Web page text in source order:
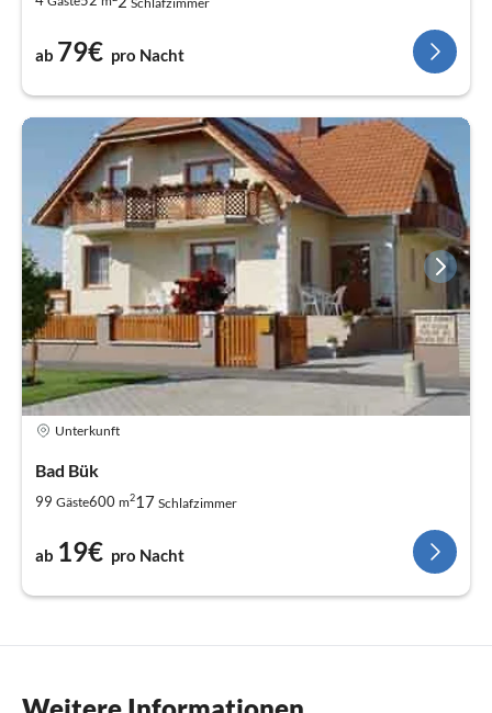
ab 79€ pro Nacht
Unterkunft
Bad Bük
99 Gäste600 m217 Schlafzimmer
ab 19€ pro Nacht